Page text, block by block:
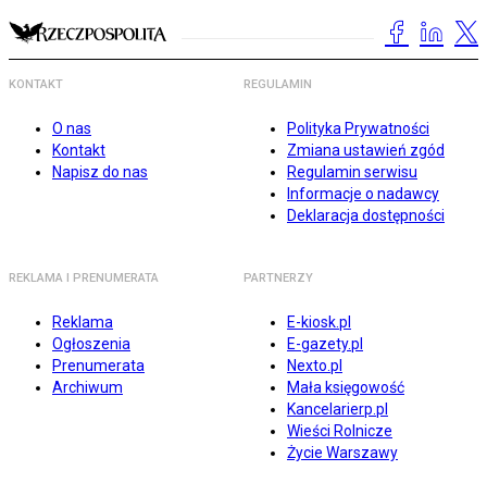
KONTAKT
O nas
Kontakt
Napisz do nas
REGULAMIN
Polityka Prywatności
Zmiana ustawień zgód
Regulamin serwisu
Informacje o nadawcy
Deklaracja dostępności
REKLAMA I PRENUMERATA
Reklama
Ogłoszenia
Prenumerata
Archiwum
PARTNERZY
E-kiosk.pl
E-gazety.pl
Nexto.pl
Mała księgowość
Kancelarierp.pl
Wieści Rolnicze
Życie Warszawy